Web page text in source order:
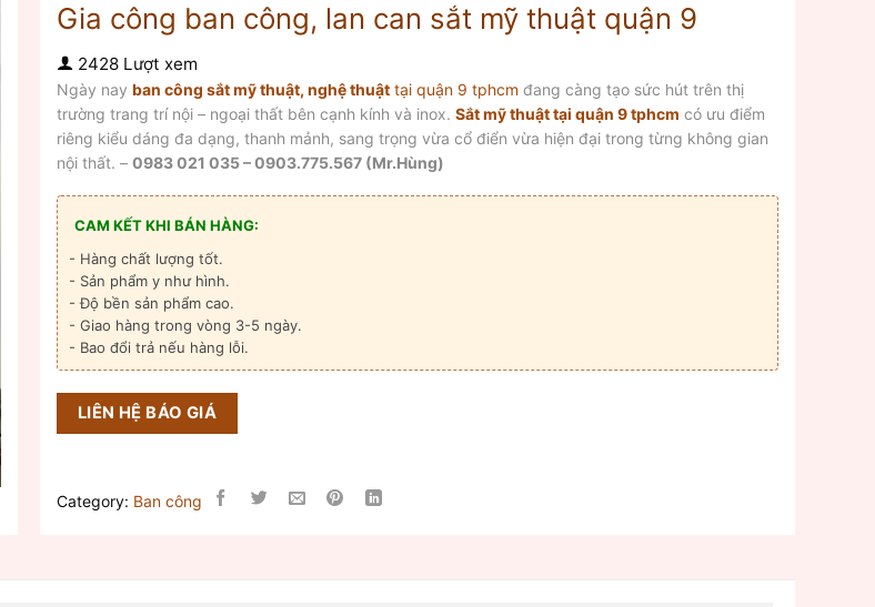
Gia công ban công, lan can sắt mỹ thuật quận 9
2428 Lượt xem
Ngày nay ban công sắt mỹ thuật, nghệ thuật tại quận 9 tphcm đang càng tạo sức hút trên thị
trường trang trí nội – ngoại thất bên cạnh kính và inox. Sắt mỹ thuật tại quận 9 tphcm có ưu điểm
riêng kiểu dáng đa dạng, thanh mảnh, sang trọng vừa cổ điển vừa hiện đại trong từng không gian
nội thất. – 0983 021 035 – 0903.775.567 (Mr.Hùng)
CAM KẾT KHI BÁN HÀNG:
- Hàng chất lượng tốt.
- Sản phẩm y như hình.
- Độ bền sản phẩm cao.
- Giao hàng trong vòng 3-5 ngày.
- Bao đổi trả nếu hàng lỗi.
LIÊN HỆ BÁO GIÁ
Category: Ban công